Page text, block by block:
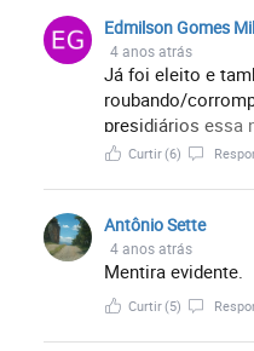
Edmilson Gomes
4 anos atrás
Já foi eleito e
roubando/
presidiários essa
seria acertiva.
jornaleco EM.
Curtir(6)
Antônio Sette
4 anos atrás
Mentira evidente.
Curtir(5)